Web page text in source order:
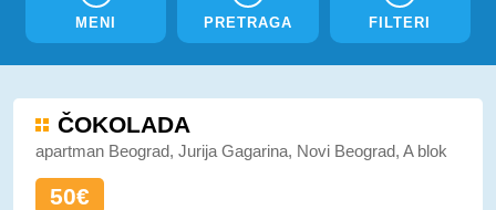
MENI PRETRAGA FILTERI
ČOKOLADA
apartman Beograd, Jurija Gagarina, Novi Beograd, A blok
50€